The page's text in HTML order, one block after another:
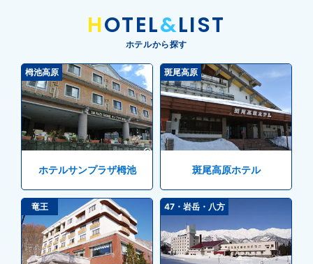
HOTEL&LIST
ホテルから探す
栂池高原
ホテルサンプラザ栂池
斑尾高原
斑尾高原ホテル
竜王 47・岩岳・八方